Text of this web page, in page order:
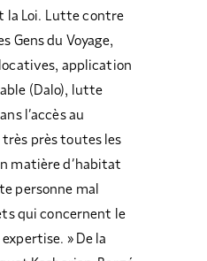
la Loi. Lutte contre
Gens du Voyage,
application
(Dalo), lutte
l’accès au
très près toutes les
matière d’habitat
personne mal
qui concernent le
» De la